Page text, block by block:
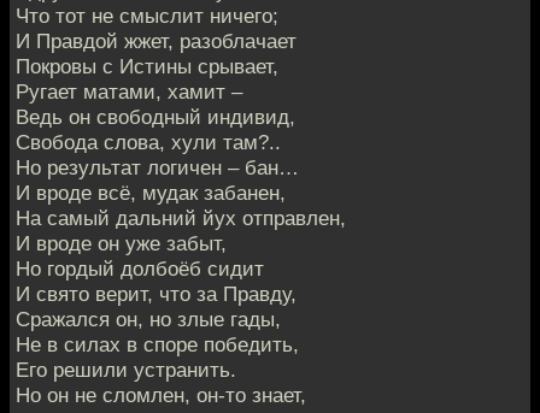
Что тот не смыслит ничего;
И Правдой жжет, разоблачает
Покровы с Истины срывает,
Ругает матами, хамит –
Ведь он свободный индивид,
Свобода слова, хули там?..
Но результат логичен – бан…
И вроде всё, мудак забанен,
На самый дальний йух отправлен,
И вроде он уже забыт,
Но гордый долбоёб сидит
И свято верит, что за Правду,
Сражался он, но злые гады,
Не в силах в споре победить,
Его решили устранить.
Но он не сломлен, он-то знает,